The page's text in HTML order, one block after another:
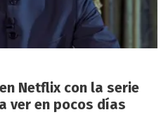
Netflix con la serie
ver en pocos días